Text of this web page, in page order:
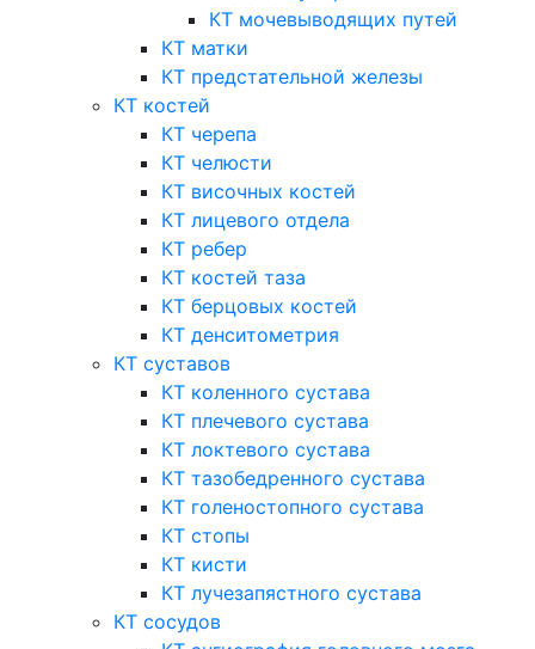
КТ мочевыводящих путей
КТ матки
КТ предстательной железы
КТ костей
КТ черепа
КТ челюсти
КТ височных костей
КТ лицевого отдела
КТ ребер
КТ костей таза
КТ берцовых костей
КТ денситометрия
КТ суставов
КТ коленного сустава
КТ плечевого сустава
КТ локтевого сустава
КТ тазобедренного сустава
КТ голеностопного сустава
КТ стопы
КТ кисти
КТ лучезапястного сустава
КТ сосудов